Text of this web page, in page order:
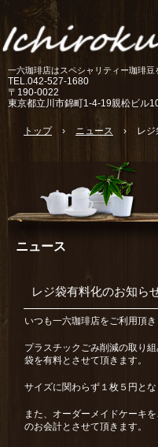
一六珈琲店はスペシャリティー珈琲豆
TEL.042-527-1680
〒190-0022
東京都立川市錦町1-4-19親松ビル
トップ › ニュース › レ
ニュース
レジ袋有料化のお知ら
いつも一六珈琲店をご利用頂
プラスチックごみ削減の取り
袋を有料とさせて頂きます。
サイズに関わらず１枚５円とな
また、オーダーメイドケーキ
のお会計とさせて頂きます。